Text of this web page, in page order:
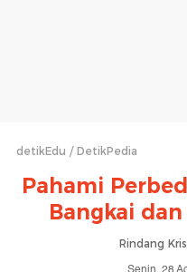
detikEdu DetikPedia
Pahami
Bangkai
Rindang